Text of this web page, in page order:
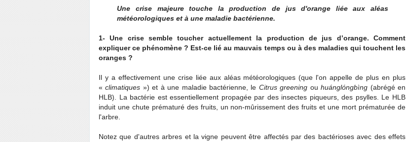
Une crise majeure touche la production de jus d'orange liée aux aléas
météorologiques et à une maladie bactérienne.
1- Une crise semble toucher actuellement la production de jus d’orange. Comment
expliquer ce phénomène ? Est-ce lié au mauvais temps ou à des maladies qui touchent les
oranges ?
Il y a effectivement une crise liée aux aléas météorologiques (que l'on appelle de plus en plus
«climatiques ») et à une maladie bactérienne, le Citrus greening ouhuánglóngbìng (abrégé en
HLB). La bactérie est essentiellement propagée par des insectes piqueurs, des psylles. Le HLB
induit une chute prématuré des fruits, un non-mûrissement des fruits et une mort prématurée de
l'arbre.
Notez que d'autres arbres et la vigne peuvent être affectés par des bactérioses avec des effets